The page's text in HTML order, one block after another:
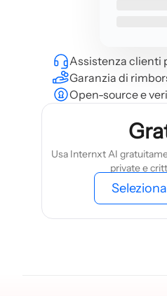
Assistenza clienti
Garanzia di
Open-source e
Usa Internxt AI
private e